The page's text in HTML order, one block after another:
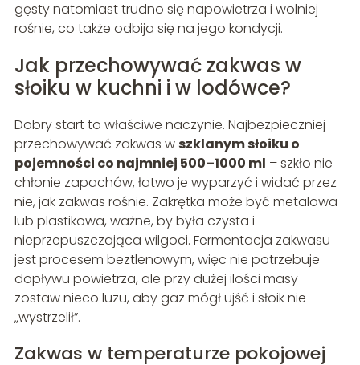
gęsty natomiast trudno się napowietrza i wolniej
rośnie, co także odbija się na jego kondycji.
Jak przechowywać zakwas w
słoiku w kuchni i w lodówce?
Dobry start to właściwe naczynie. Najbezpieczniej
przechowywać zakwas wszklanym słoiku o
pojemności co najmniej 500–1000 ml – szkło nie
chłonie zapachów, łatwo je wyparzyć i widać przez
nie, jak zakwas rośnie. Zakrętka może być metalowa
lub plastikowa, ważne, by była czysta i
nieprzepuszczająca wilgoci. Fermentacja zakwasu
jest procesem beztlenowym, więc nie potrzebuje
dopływu powietrza, ale przy dużej ilości masy
zostaw nieco luzu, aby gaz mógł ujść i słoik nie
„wystrzelił”.
Zakwas w temperaturze pokojowej